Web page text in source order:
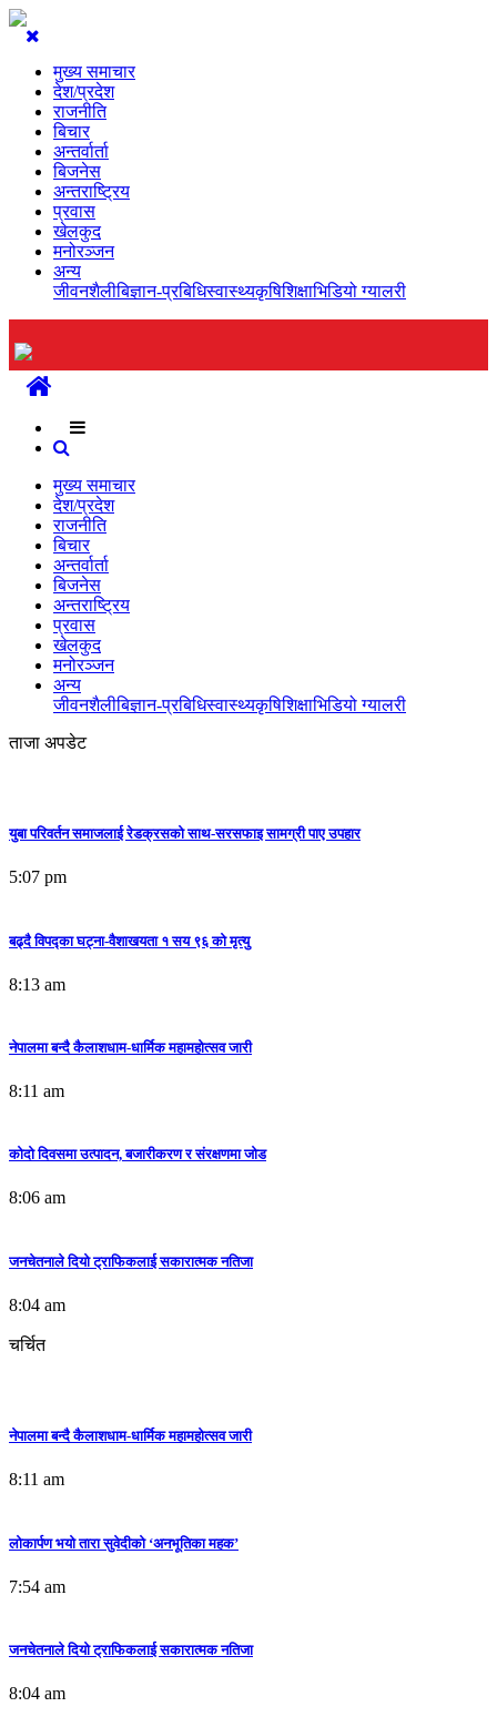
मुख्य समाचार
देश/प्रदेश
राजनीति
बिचार
अन्तर्वार्ता
बिजनेस
अन्तराष्ट्रिय
प्रवास
खेलकुद
मनोरञ्जन
अन्य
जीवनशैलीबिज्ञान-प्रबिधिस्वास्थ्यकृषिशिक्षाभिडियो ग्यालरी
मुख्य समाचार
देश/प्रदेश
राजनीति
बिचार
अन्तर्वार्ता
बिजनेस
अन्तराष्ट्रिय
प्रवास
खेलकुद
मनोरञ्जन
अन्य
जीवनशैलीबिज्ञान-प्रबिधिस्वास्थ्यकृषिशिक्षाभिडियो ग्यालरी
ताजा अपडेट
युबा परिवर्तन समाजलाई रेडक्रसको साथ-सरसफाइ सामग्री पाए उपहार
5:07 pm
बढ्दै विपद्का घट्ना-वैशाखयता १ सय ९६ को मृत्यु
8:13 am
नेपालमा बन्दै कैलाशधाम-धार्मिक महामहोत्सव जारी
8:11 am
कोदो दिवसमा उत्पादन, बजारीकरण र संरक्षणमा जोड
8:06 am
जनचेतनाले दियो ट्राफिकलाई सकारात्मक नतिजा
8:04 am
चर्चित
नेपालमा बन्दै कैलाशधाम-धार्मिक महामहोत्सव जारी
8:11 am
लोकार्पण भयो तारा सुवेदीको ‘अनभूतिका महक’
7:54 am
जनचेतनाले दियो ट्राफिकलाई सकारात्मक नतिजा
8:04 am